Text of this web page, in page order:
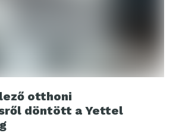
otthoni
döntött a Yettel